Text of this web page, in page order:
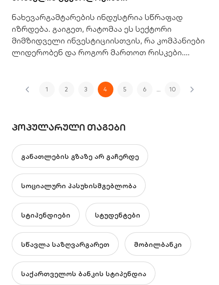
ნახევარგამტარების ინდუსტრია სწრაფად
იზრდება. გაიგეთ, რატომაა ეს სექტორი
მიმზიდველი ინვესტიციისთვის, რა კომპანიები
ლიდერობენ და როგორ მართოთ რისკები.
1 2 3 4 5 6 … 10
ᲞᲝᲞᲣᲚᲐᲠᲣᲚᲘ ᲗᲐᲒᲔᲑᲘ
განათლების გზაზე არ გაჩერდე
სოციალური პასუხისმგებლობა
სტიპენდიები სტუდენტები
სწავლა საზღვარგარეთ მობილბანკი
საქართველოს ბანკის სტიპენდია